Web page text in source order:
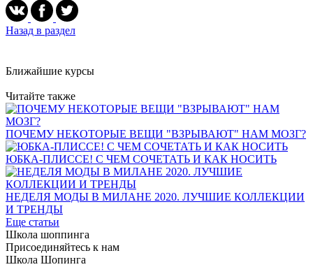
Назад в раздел
Ближайшие курсы
Читайте также
ПОЧЕМУ НЕКОТОРЫЕ ВЕЩИ "ВЗРЫВАЮТ" НАМ МОЗГ?
ЮБКА-ПЛИССЕ! С ЧЕМ СОЧЕТАТЬ И КАК НОСИТЬ
НЕДЕЛЯ МОДЫ В МИЛАНЕ 2020. ЛУЧШИЕ КОЛЛЕКЦИИ
И ТРЕНДЫ
Еще статьи
Школа шоппинга
Присоединяйтесь к нам
Школа Шопинга